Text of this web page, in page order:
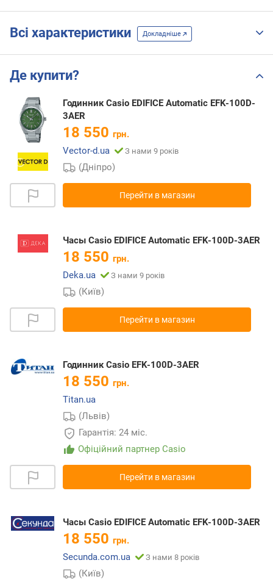
Всі характеристики Докладніше
Де купити?
Годинник Casio EDIFICE Automatic EFK-100D-
3AER
18 550 грн.
Vector-d.ua
З нами 9 років
(Дніпро)
Перейти в магазин
Часы Casio EDIFICE Automatic EFK-100D-3AER
18 550 грн.
Deka.ua
З нами 9 років
(Київ)
Перейти в магазин
Годинник Casio EFK-100D-3AER
18 550 грн.
Titan.ua
(Львів)
Гарантія: 24 міс.
Офіційний партнер Casio
Перейти в магазин
Часы Casio EDIFICE Automatic EFK-100D-3AER
18 550 грн.
Secunda.com.ua
З нами 8 років
(Київ)